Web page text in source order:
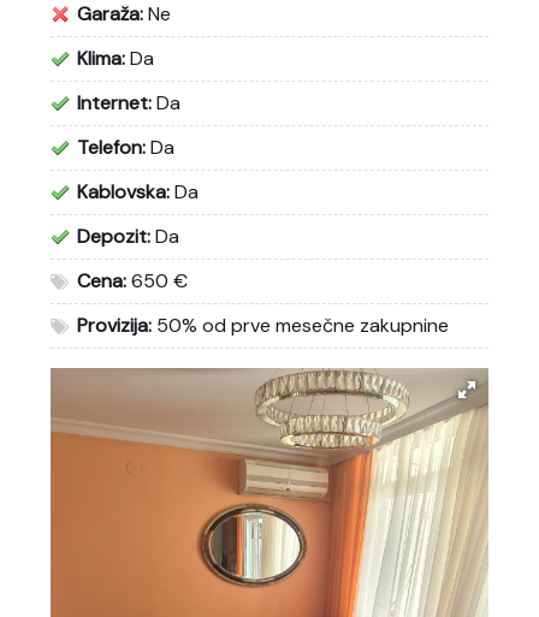
Garaža:Ne
Klima:Da
Internet:Da
Telefon:Da
Kablovska:Da
Depozit:Da
Cena:650 €
Provizija: 50% od prve mesečne zakupnine